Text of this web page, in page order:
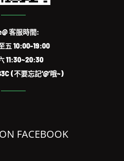
客服時間:
五 10:00-19:00
11:30~20:30
(不要忘記‘@’哦~)
FACEBOOK